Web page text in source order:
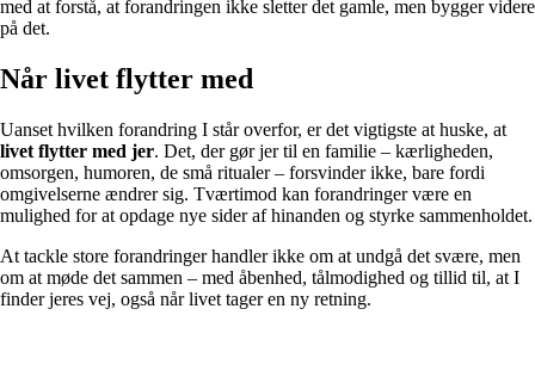
med at forstå, at forandringen ikke sletter det gamle, men bygger videre
på det.
Når livet flytter med
Uanset hvilken forandring I står overfor, er det vigtigste at huske, at
livet flytter med jer. Det, der gør jer til en familie – kærligheden,
omsorgen, humoren, de små ritualer – forsvinder ikke, bare fordi
omgivelserne ændrer sig. Tværtimod kan forandringer være en
mulighed for at opdage nye sider af hinanden og styrke sammenholdet.
At tackle store forandringer handler ikke om at undgå det svære, men
om at møde det sammen – med åbenhed, tålmodighed og tillid til, at I
finder jeres vej, også når livet tager en ny retning.